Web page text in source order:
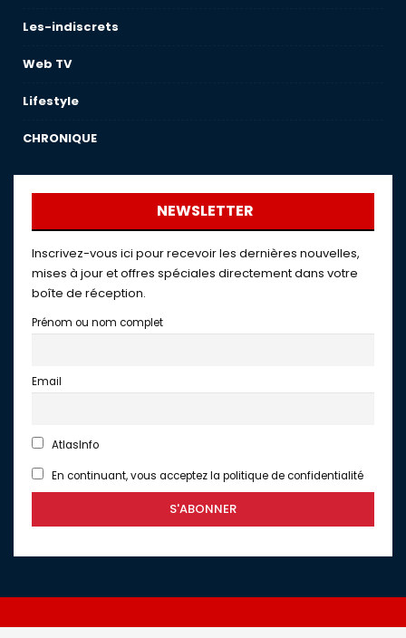
Les-indiscrets
Web TV
Lifestyle
CHRONIQUE
NEWSLETTER
Inscrivez-vous ici pour recevoir les dernières nouvelles,
mises à jour et offres spéciales directement dans votre
boîte de réception.
Prénom ou nom complet
Email
AtlasInfo
En continuant, vous acceptez la politique de confidentialité